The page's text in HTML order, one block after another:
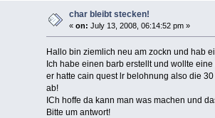
char bleibt stecken!
« on: July 13, 2008, 06:14:52 pm »
Hallo bin ziemlich neu am zockn und hab
Ich habe einen barb erstellt und wollte
er hatte cain quest lr belohnung also die
ab!
ICh hoffe da kann man was machen und
Bitte um antwort!